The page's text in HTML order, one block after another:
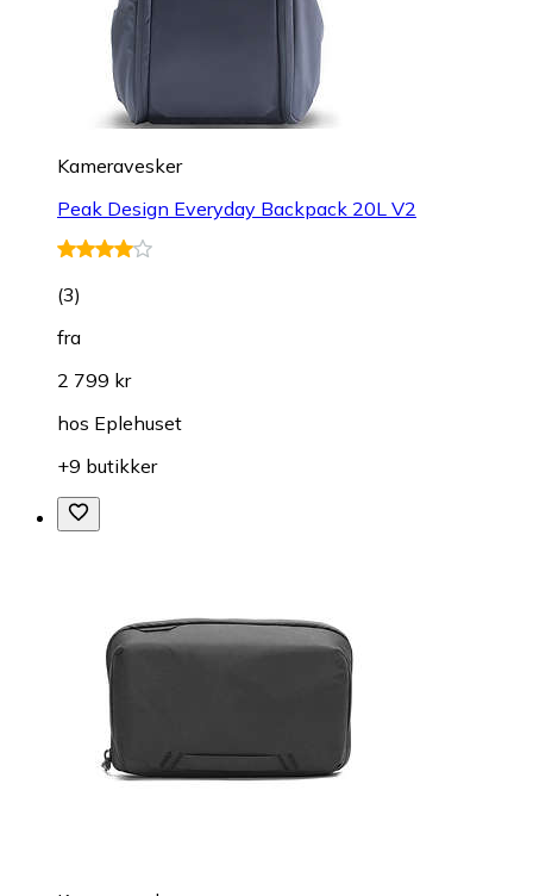
Kameravesker
Peak Design Everyday Backpack 20L V2
(3)
fra
2 799 kr
hos Eplehuset
+9 butikker